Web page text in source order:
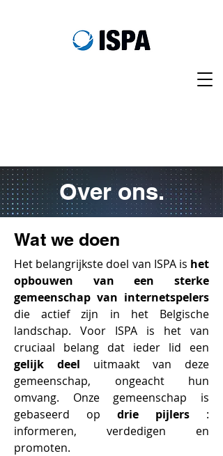
Over ons.
Wat we doen
Het belangrijkste doel van ISPA is het
opbouwen van een sterke
gemeenschap van internetspelers
die actief zijn in het Belgische
landschap. Voor ISPA is het van
cruciaal belang dat ieder lid een
gelijk deel uitmaakt van deze
gemeenschap, ongeacht hun
omvang. Onze gemeenschap is
gebaseerd op drie pijlers :
informeren, verdedigen en
promoten.